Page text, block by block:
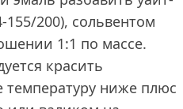
200), сольвентом
1:1 по массе.
красить
ниже плюс